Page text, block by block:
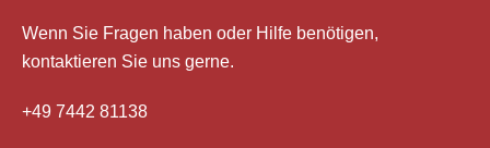
Wenn Sie Fragen habenoder Hilfe benötigen,
kontaktieren Sie uns gerne.
+49 7442 81138